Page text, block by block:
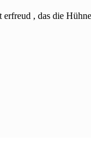
, das die